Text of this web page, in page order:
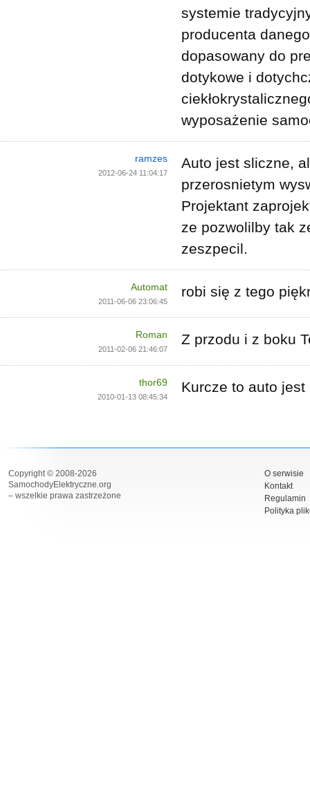
systemie
producenta
dopasowany do
dotykowe i
wyposażenie
ramzes
2012-06-24 11:04:17
Auto jest sliczne,
przerosnietym
Projektant
ze pozwolilby tak
zeszpecil.
Automat
2011-06-06 23:06:45
robi się z tego
Roman
2011-02-06 21:46:07
Z przodu i z boku
thor69
2010-01-13 08:45:34
Kurcze to auto
Copyright © 2008-2026
SamochodyElektryczne.org
– wszelkie prawa zastrzeżone
O serwisie
Kontakt
Regulamin
Polityka